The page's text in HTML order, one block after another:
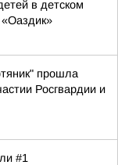
в детском
прошла
Росгвардии и
#1